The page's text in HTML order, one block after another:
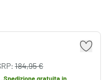
184,95 €